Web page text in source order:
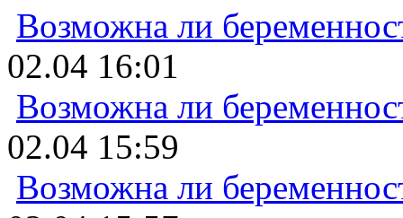
Возможна ли
02.04 16:01
Возможна ли
02.04 15:59
Возможна ли